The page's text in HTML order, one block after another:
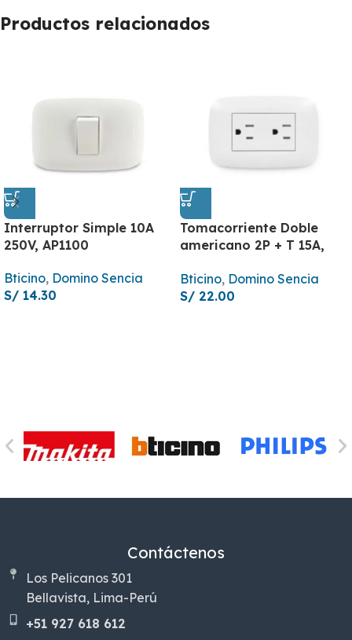
Productos relacionados
Interruptor Simple 10A
250V, AP1100
Bticino, Domino Sencia
S/ 14.30
Tomacorriente Doble
americano 2P + T 15A,
Bticino, Domino Sencia
S/ 22.00
Contáctenos
Los Pelicanos 301
Bellavista, Lima-Perú
+51 927 618 612